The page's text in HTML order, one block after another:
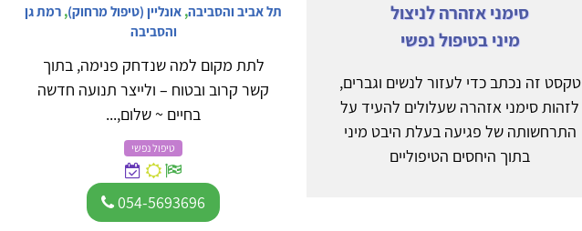
סימני אזהרה לניצול
מיני בטיפול נפשי
טקסט זה נכתב כדי לעזור לנשים וגברים,
לזהות סימני אזהרה שעלולים להעיד על
התרחשותה של פגיעה בעלת היבט מיני
בתוך היחסים הטיפוליים
תל אביב והסביבה, אונליין (טיפול מרחוק), רמת גן
והסביבה
לתת מקום למה שנדחק פנימה, בתוך
קשר קרוב ובטוח – ולייצר תנועה חדשה
בחיים ~ שלום,...
טיפול נפשי
054-5693696